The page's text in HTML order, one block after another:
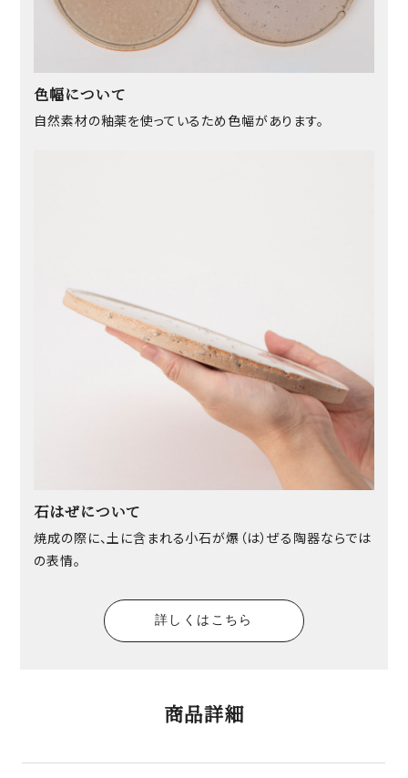
色幅について
自然素材の釉薬を使っているため色幅があります。
石はぜについて
焼成の際に、土に含まれる小石が爆（は）ぜる陶器ならでは
の表情。
詳しくはこちら
商品詳細